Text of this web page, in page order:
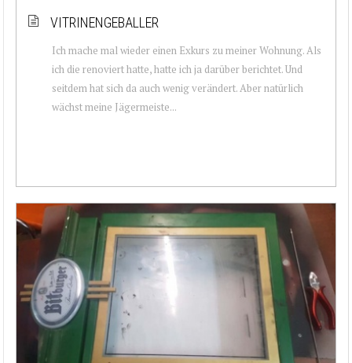
VITRINENGEBALLER
Ich mache mal wieder einen Exkurs zu meiner Wohnung. Als
ich die renoviert hatte, hatte ich ja darüber berichtet. Und
seitdem hat sich da auch wenig verändert. Aber natürlich
wächst meine Jägermeiste...